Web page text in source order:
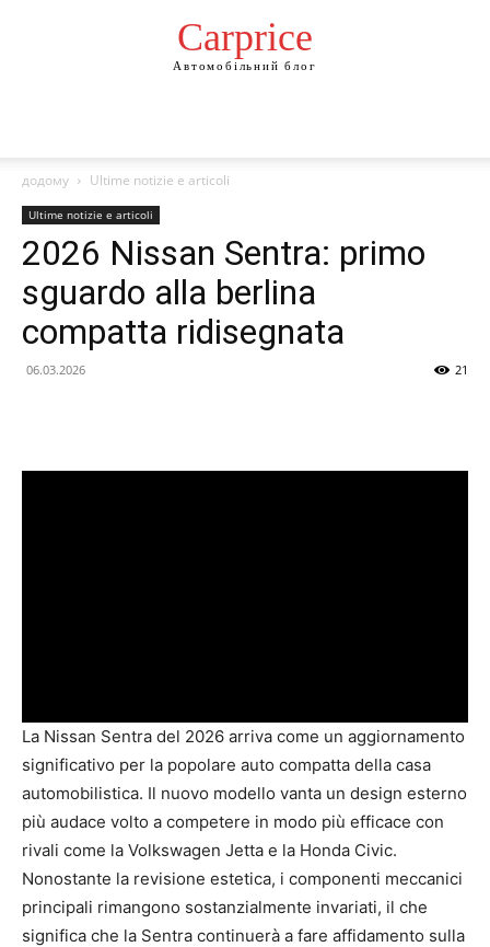
Сarprice
Автомобільний блог
додому Ultime notizie e articoli
Ultime notizie e articoli
2026 Nissan Sentra: primo
sguardo alla berlina
compatta ridisegnata
06.03.2026 21
La Nissan Sentra del 2026 arriva come un aggiornamento
significativo per la popolare auto compatta della casa
automobilistica. Il nuovo modello vanta un design esterno
più audace volto a competere in modo più efficace con
rivali come la Volkswagen Jetta e la Honda Civic.
Nonostante la revisione estetica, i componenti meccanici
principali rimangono sostanzialmente invariati, il che
significa che la Sentra continuerà a fare affidamento sulla